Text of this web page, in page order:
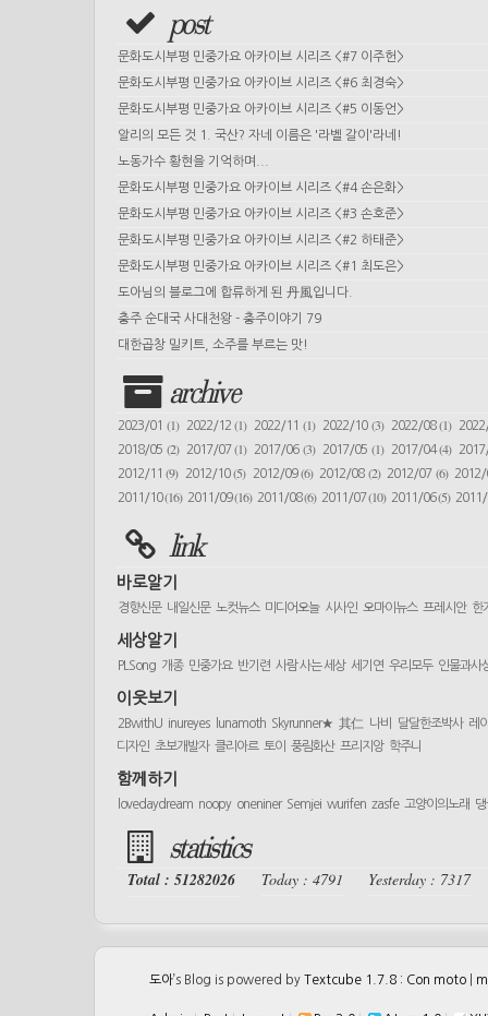
post
문화도시부평 민중가요 아카이브 시리즈 <#7 이주헌>
문화도시부평 민중가요 아카이브 시리즈 <#6 최경숙>
문화도시부평 민중가요 아카이브 시리즈 <#5 이동언>
알리의 모든 것 1. 국산? 자네 이름은 '라벨 갈이'라네!
노동가수 황현을 기억하며...
문화도시부평 민중가요 아카이브 시리즈 <#4 손은화>
문화도시부평 민중가요 아카이브 시리즈 <#3 손호준>
문화도시부평 민중가요 아카이브 시리즈 <#2 하태준>
문화도시부평 민중가요 아카이브 시리즈 <#1 최도은>
도아님의 블로그에 합류하게 된 丹風입니다.
충주 순대국 사대천왕 - 충주이야기 79
대한곱창 밀키트, 소주를 부르는 맛!
archive
2023/01 (1) 2022/12(1) 2022/11(1) 2022/10 (3) 2022/08(1)
2018/05 (2) 2017/07(1) 2017/06(3) 2017/05 (1) 2017/04(4)
2012/11(9) 2012/10(5) 2012/09(6) 2012/08 (2) 2012/07 (6)
2011/10(16) 2011/09(16) 2011/08(6) 2011/07(10) 2011/06(5)
link
바로알기
경향신문 내일신문 노컷뉴스 미디어오늘 시사인 오마이뉴스 프레시안 한
세상알기
PLSong 개종 민중가요 반기련 사람 사는 세상 세기연 우리모두 인물과사
이웃보기
2BwithU inureyes lunamoth Skyrunner★ 其仁 나비 달달한조박사 레
디자인 초보개발자 클리아르 토이 풍림화산 프리지앙 학주니
함께하기
lovedaydream noopy oneniner Semjei wurifen zasfe 고양이의노래
statistics
Total : 51282026 Today : 4791 Yesterday : 7317
도아’s Blog is powered by Textcube 1.7.8 : Con moto